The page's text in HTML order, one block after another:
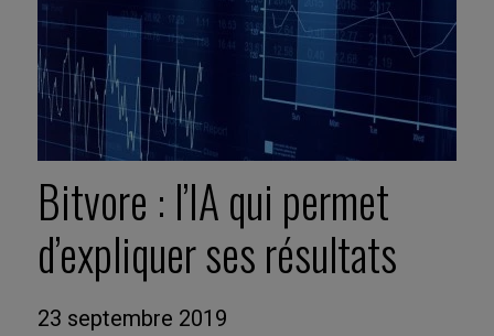
Bitvore : l’IA qui permet
d’expliquer ses résultats
23 septembre 2019